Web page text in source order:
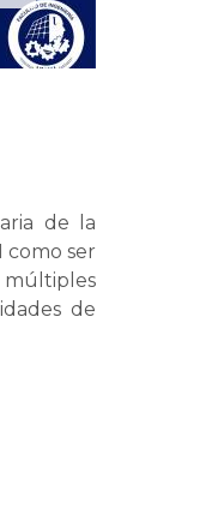
de la
como ser
de